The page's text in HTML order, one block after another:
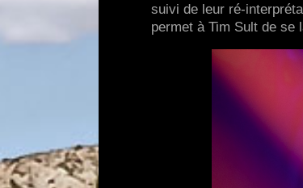
suivi de leur ré-
permet à Tim Sult de se